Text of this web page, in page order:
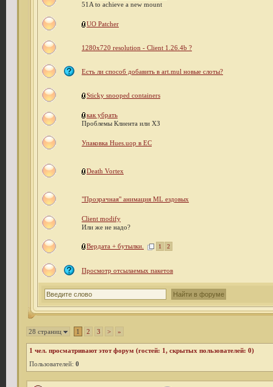
51A to achieve a new mount
UO Patcher
1280x720 resolution - Client 1.26.4b ?
Есть ли способ добавить в art.mul новые слоты?
Sticky snooped containers
как убрать
Проблемы Клиента или ХЗ
Упаковка Hues.uop в EC
Death Vortex
"Прозрачная" анимация ML ездовых
Client modify
Или же не надо?
Вердата + бутылки. 1 2
Просмотр отсылаемых пакетов
28 страниц 1 2 3 > »
1 чел. просматривают этот форум (гостей: 1, скрытых пользователей: 0)
Пользователей: 0